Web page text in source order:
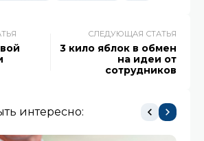
СЛЕДУЮЩАЯ СТАТЬЯ
3 кило яблок в обмен
на идеи от
сотрудников
интересно: